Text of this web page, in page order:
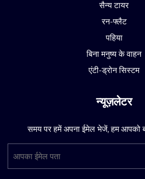
सैन्य टायर
रन-फ्लैट
पहिया
बिना मनुष्य के वाहन
एंटी-ड्रोन सिस्टम
न्यूज़लेटर
समय पर हमें अपना ईमेल भेजें, हम आपको